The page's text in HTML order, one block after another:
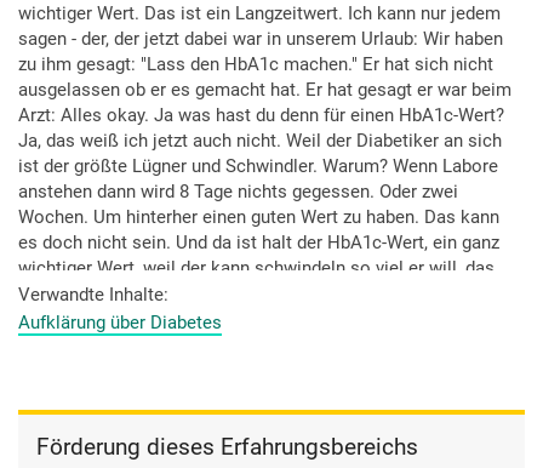
wichtiger Wert. Das ist ein Langzeitwert. Ich kann nur jedem
sagen - der, der jetzt dabei war in unserem Urlaub: Wir haben
zu ihm gesagt: "Lass den HbA1c machen." Er hat sich nicht
ausgelassen ob er es gemacht hat. Er hat gesagt er war beim
Arzt: Alles okay. Ja was hast du denn für einen HbA1c-Wert?
Ja, das weiß ich jetzt auch nicht. Weil der Diabetiker an sich
ist der größte Lügner und Schwindler. Warum? Wenn Labore
anstehen dann wird 8 Tage nichts gegessen. Oder zwei
Wochen. Um hinterher einen guten Wert zu haben. Das kann
es doch nicht sein. Und da ist halt der HbA1c-Wert, ein ganz
wichtiger Wert, weil der kann schwindeln so viel er will, das
ist der Langzeitwert, zurückliegend der letzten 4 - 6 Wochen
und da kommt der Schwindel auf den Tisch. Und vor allen
Verwandte Inhalte
Aufklärung über Diabetes
Förderung dieses Erfahrungsbereichs